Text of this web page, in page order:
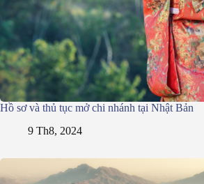
Hồ sơ và thủ tục mở chi nhánh tại Nhật Bản
9 Th8, 2024